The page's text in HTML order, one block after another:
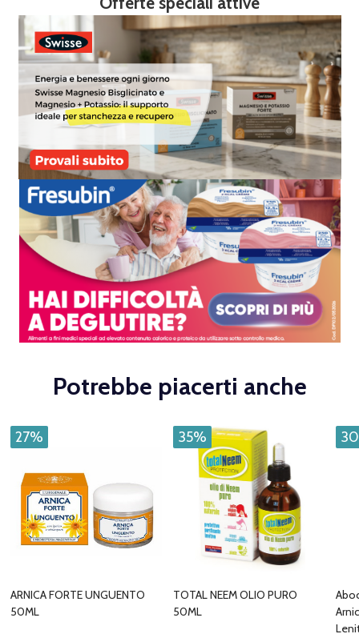
Potrebbe piacerti anche
27%
ARNICA FORTE UNGUENTO
50ML
35%
TOTAL NEEM OLIO PURO
50ML